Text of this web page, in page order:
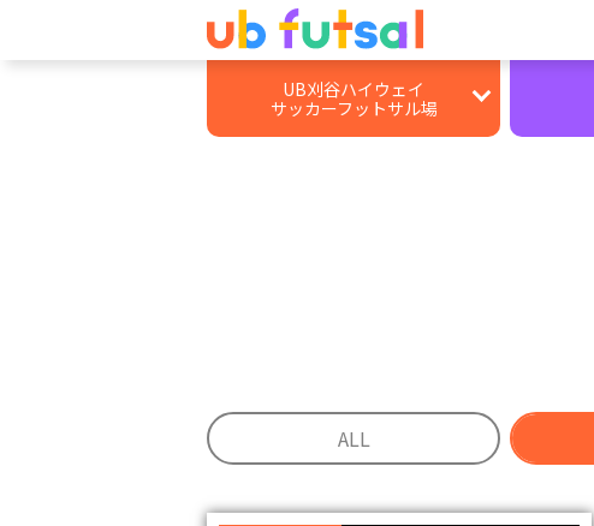
UB刈谷ハイウェイ
サッカーフットサル場
ALL